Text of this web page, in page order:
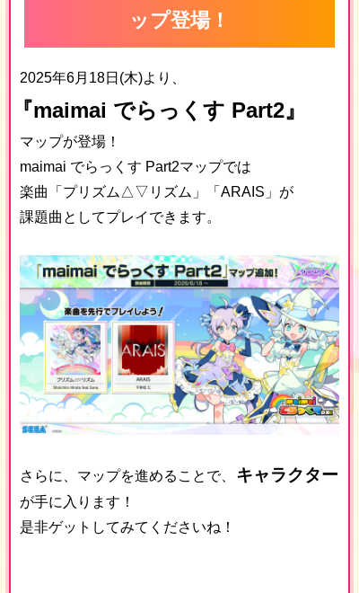
ップ登場！
2025年6月18日(木)より、
『maimai でらっくす Part2』
マップが登場！
maimai でらっくす Part2マップでは
楽曲「プリズム△▽リズム」「ARAIS」が
課題曲としてプレイできます。
さらに、マップを進めることで、 キャラクター
が手に入ります！
是非ゲットしてみてくださいね！